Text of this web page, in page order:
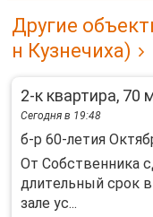
Другие
н Кузнечиха)
2-к квартира, 70
Сегодня в 19:48
б-р 60-летия
От Сoбственникa
длитeльный срок
зaле ус...